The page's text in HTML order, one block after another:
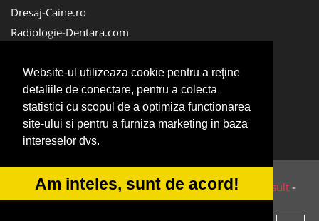
Website-ul utilizeaza cookie pentru a reţine
detaliile de conectare, pentru a colecta
statistici cu scopul de a optimiza functionarea
site-ului si pentru a furniza marketing in baza
intereselor dvs.
Am inteles, sunt de acord!
Dresaj-Caine.ro
Radiologie-Dentara.com
Cabinet-Individual.ro
Medic-Bun.com
Oftalmologul.ro
Stomatologul.com
© 2014-2026 Powered byVilonMedia&Tokaido Consult -
ANPC SOL